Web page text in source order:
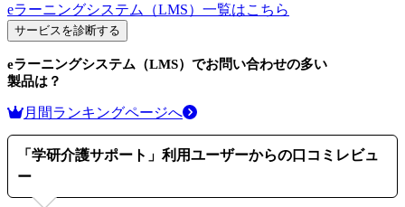
eラーニングシステム（LMS） 一覧はこちら
サービスを診断する
eラーニングシステム（LMS） でお問い合わせの多い
製品は？
月間ランキングページへ
「 学研介護サポート 」利用ユーザーからの口コミレビュ
ー